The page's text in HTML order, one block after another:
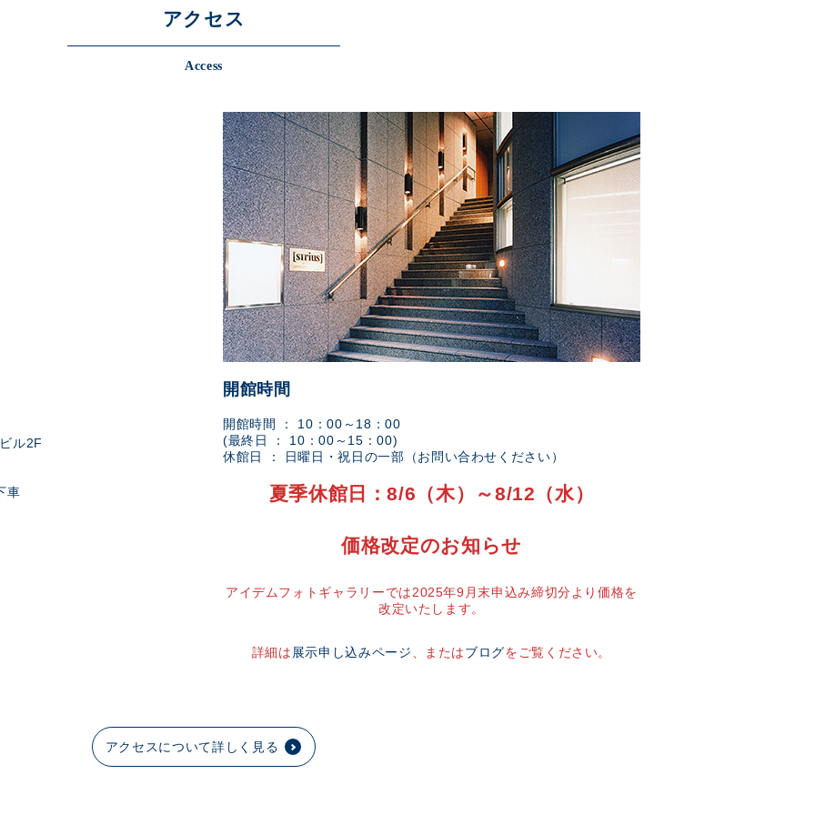
アクセス
Access
ル2F
車
開館時間
開館時間 ： 10：00～18：00
(最終日 ： 10：00～15：00)
休館日 ： 日曜日・祝日の一部（お問い合わせください）
夏季休館日：8/6（木）～8/12（水）
価格改定のお知らせ
アイデムフォトギャラリーでは2025年9月末申込み締切分より価格を
改定いたします。
詳細は展示申し込みページ、またはブログをご覧ください。
アクセスについて詳しく見る